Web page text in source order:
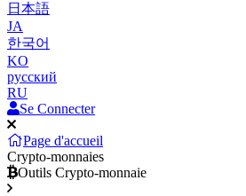
日本語
JA
한국어
KO
русский
RU
Se Connecter
Page d'accueil
Crypto-monnaies
Outils Crypto-monnaie